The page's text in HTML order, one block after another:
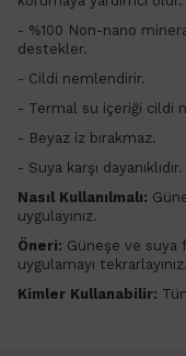
- %100 Non-nano
destekler.
- Cildi nemlendirir.
- Termal su içeriği cildi
- Beyaz iz bırakmaz.
- Suya karşı dayanıklıdır.
Nasıl Kullanılmalı:
uygulayınız.
Öneri: Güneşe ve suya
uygulamayı tekrarlayınız.
Kimler Kullanabilir: